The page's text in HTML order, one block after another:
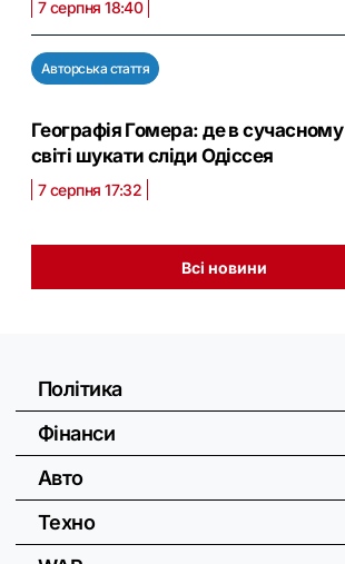
7 серпня 18:40
Авторська стаття
Географія Гомера: де в сучасному
світі шукати сліди Одіссея
7 серпня 17:32
Всі новини
Політика
Фінанси
Авто
Техно